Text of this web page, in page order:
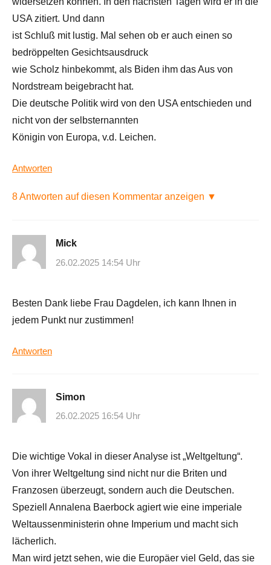
USA zitiert. Und dann
ist Schluß mit lustig. Mal sehen ob er auch einen so
bedröppelten Gesichtsausdruck
wie Scholz hinbekommt, als Biden ihm das Aus von
Nordstream beigebracht hat.
Die deutsche Politik wird von den USA entschieden und
nicht von der selbsternannten
Königin von Europa, v.d. Leichen.
Antworten
8 Antworten auf diesen Kommentar anzeigen ▼
Mick
26.02.2025 14:54 Uhr
Besten Dank liebe Frau Dagdelen, ich kann Ihnen in
jedem Punkt nur zustimmen!
Antworten
Simon
26.02.2025 16:54 Uhr
Die wichtige Vokal in dieser Analyse ist „Weltgeltung“.
Von ihrer Weltgeltung sind nicht nur die Briten und
Franzosen überzeugt, sondern auch die Deutschen.
Speziell Annalena Baerbock agiert wie eine imperiale
Weltaussenministerin ohne Imperium und macht sich
lächerlich.
Man wird jetzt sehen, wie die Europäer viel Geld, das sie